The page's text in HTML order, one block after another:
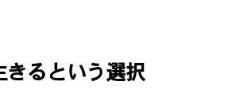
きるという選択